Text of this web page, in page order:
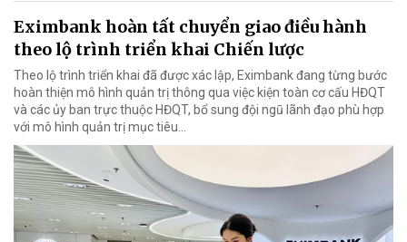
Eximbank hoàn tất chuyển giao điều hành
theo lộ trình triển khai Chiến lược
Theo lộ trình triển khai đã được xác lập, Eximbank đang từng bước
hoàn thiện mô hình quản trị thông qua việc kiện toàn cơ cấu HĐQT
và các ủy ban trực thuộc HĐQT, bổ sung đội ngũ lãnh đạo phù hợp
với mô hình quản trị mục tiêu...